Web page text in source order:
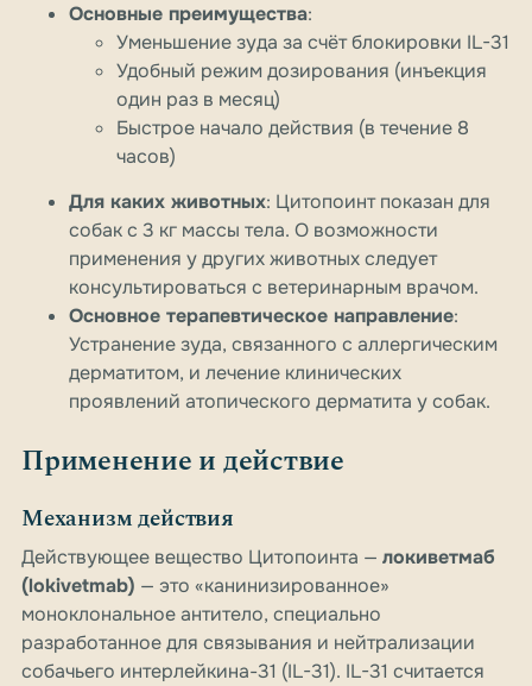
Основные преимущества:
Уменьшение зуда за счёт блокировки IL-31
Удобный режим дозирования (инъекция
один раз в месяц)
Быстрое начало действия (в течение 8
часов)
Для каких животных: Цитопоинт показан для
собак с 3 кг массы тела. О возможности
применения у других животных следует
консультироваться с ветеринарным врачом.
Основное терапевтическое направление:
Устранение зуда, связанного с аллергическим
дерматитом, и лечение клинических
проявлений атопического дерматита у собак.
Применение и действие
Механизм действия
Действующее вещество Цитопоинта — локиветмаб
(lokivetmab) — это «канинизированное»
моноклональное антитело, специально
разработанное для связывания и нейтрализации
собачьего интерлейкина-31 (IL-31). IL-31 считается